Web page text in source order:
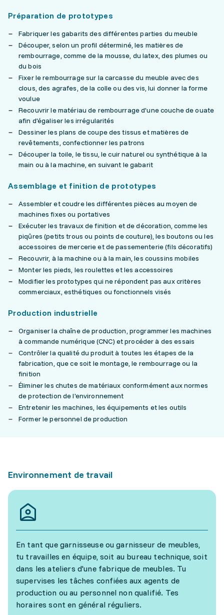
Préparation de prototypes
Fabriquer les gabarits des différentes parties du meuble
Découper, selon un profil déterminé, les matières de
rembourrage, comme de la mousse, du latex, des plumes ou
du bois
Fixer le rembourrage sur la carcasse du meuble avec des
clous, des agrafes, de la colle ou des vis, lui donner la forme
voulue
Recouvrir le matériau de rembourrage d'une couche de ouate
afin d'égaliser les irrégularités
Dessiner les plans de coupe des tissus et matières de
revêtements, confectionner les patrons
Découper la toile, le tissu, le cuir naturel ou synthétique à la
main ou à la machine, en suivant le gabarit
Assemblage et finition de prototypes
Assembler et coudre les différentes pièces au moyen de
machines fixes ou portatives
Exécuter les travaux de finition et de décoration, comme les
piqûres (petits trous ou points de couture), les boutons ou les
accessoires de mercerie et de passementerie (fils décoratifs)
Recouvrir, à la machine ou à la main, les coussins mobiles
Monter les pieds, les roulettes et les accessoires
Modifier les prototypes qui ne répondent pas aux critères
commerciaux, esthétiques ou fonctionnels visés
Production industrielle
Organiser la chaîne de production, programmer les machines
à commande numérique (CNC) et procéder à des essais
Contrôler la qualité du produit à toutes les étapes de la
fabrication, que ce soit le montage, le rembourrage ou la
finition
Éliminer les chutes de matériaux conformément aux normes
de protection de l'environnement
Entretenir les machines, les équipements et les outils
Former le personnel de production
Environnement de travail
En tant que garnisseuse ou garnisseur de meubles,
tu travailles en équipe, soit au bureau technique, soit
dans les ateliers d'une fabrique de meubles. Tu
supervises les tâches confiées aux agents de
production ou au personnel non qualifié. Tes
horaires sont en général réguliers.